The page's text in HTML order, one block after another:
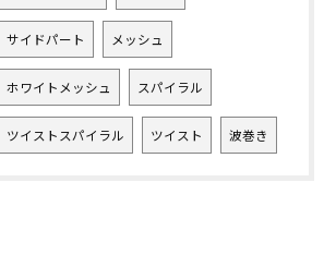
サイドパート メッシュ
ホワイトメッシュ スパイラル
ツイストスパイラル ツイスト 波巻き